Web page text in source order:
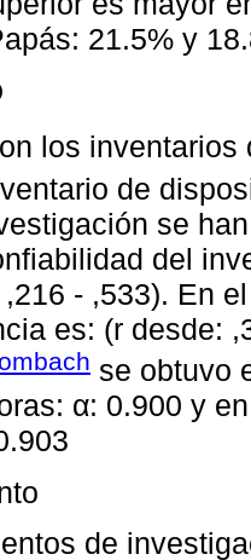
21.5% y
los
de
se
del
- ,533). En
es: (r desde:
se obtuvo
α: 0.900 y
de